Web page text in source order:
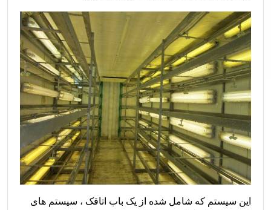
این سیستم که شامل شده از یک باب اتاقک ، سیستم های